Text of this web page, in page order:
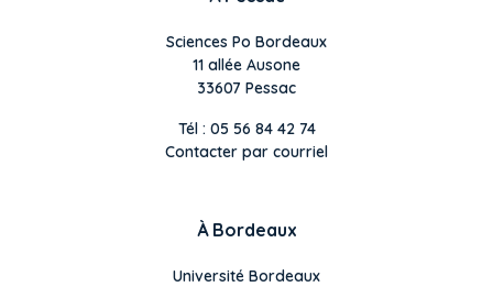
Sciences Po Bordeaux
11 allée Ausone
33607 Pessac
Tél : 05 56 84 42 74
Contacter par courriel
À Bordeaux
Université Bordeaux